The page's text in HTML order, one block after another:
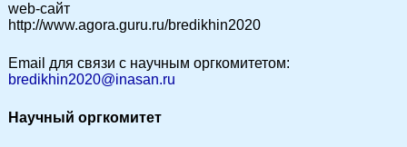
web-сайт
http://www.agora.guru.ru/bredikhin2020
Email для связи с научным оргкомитетом:
bredikhin2020@inasan.ru
Научный оргкомитет